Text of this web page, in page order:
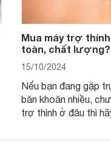
Mua máy trợ
toàn, chất lượng?
15/10/2024
Nếu bạn đang gặp
băn khoăn nhiều,
trợ thính ở đâu thì